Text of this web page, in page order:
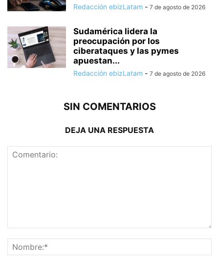
Redacción ebizLatam - 7 de agosto de 2026
Sudamérica lidera la
preocupación por los
ciberataques y las pymes
apuestan...
Redacción ebizLatam - 7 de agosto de 2026
SIN COMENTARIOS
DEJA UNA RESPUESTA